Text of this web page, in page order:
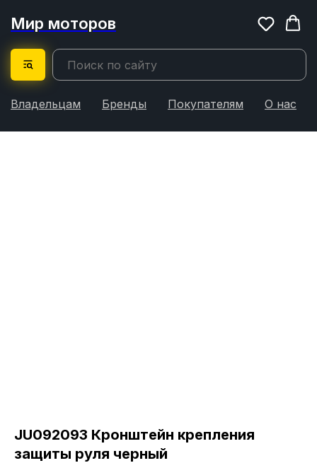
Мир моторов
Владельцам Бренды Покупателям О нас
JU092093 Кронштейн крепления
защиты руля черный